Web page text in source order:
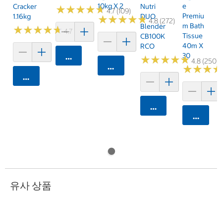
Cracker
1.16kg
★★★★★
★★★★★4.7 (159)
카트에 담기
★★★★★
★★★★★4.7 (109)
카트에 담기
10kg X 2
★★★★★
★★★★★4.8 (272)
카트에 담기
Nutri
DUO
Blender
CB100K
RCO
★★★★★
★★★★★4.8 (250)
카트에 담기
E
Premiu
M Bath
Tissue
40m X
30
★★★
★★★
카트에
유사 상품